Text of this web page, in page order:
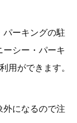
パーキングの駐
シー・パーキ
用ができます。
外になるので注